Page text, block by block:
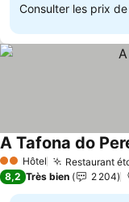
Consulter les prix de
2 Étoiles
Hôtel Restaurant
A Tafona do
8,2 Très bien 2 204